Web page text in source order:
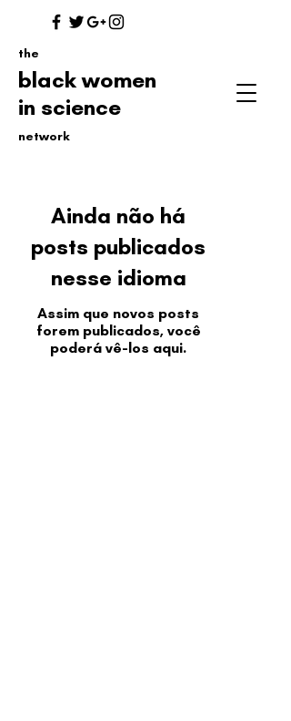
the
black women
in science
network
Ainda não há
posts publicados
nesse idioma
Assim que novos posts
forem publicados, você
poderá vê-los aqui.